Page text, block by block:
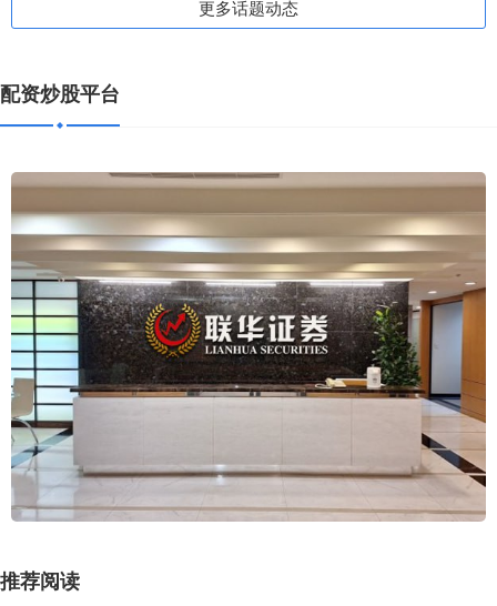
更多话题动态
配资炒股平台
推荐阅读